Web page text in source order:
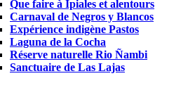
Que faire à Ipiales et alentours
Carnaval de Negros y Blancos
Expérience indigène Pastos
Laguna de la Cocha
Réserve naturelle Rio Ñambi
Sanctuaire de Las Lajas